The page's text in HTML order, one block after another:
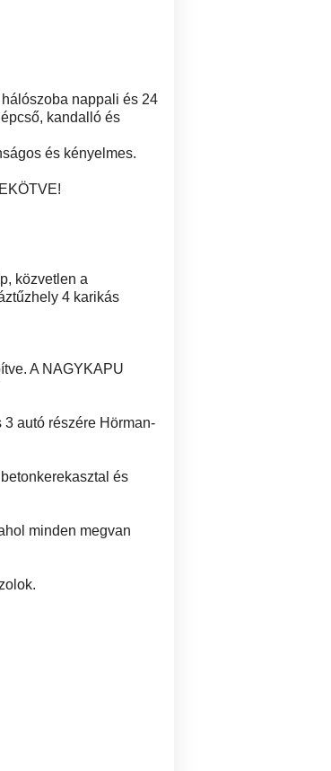
nappali és 24
kandalló és
és kényelmes.
közvetlen a
4 karikás
A NAGYKAPU
autó részére Hörman-
és
minden megvan